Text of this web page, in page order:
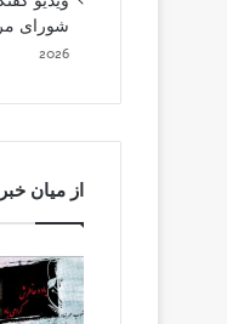
شورای
2026
از میان